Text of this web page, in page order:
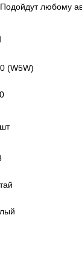
любому
(W5W)